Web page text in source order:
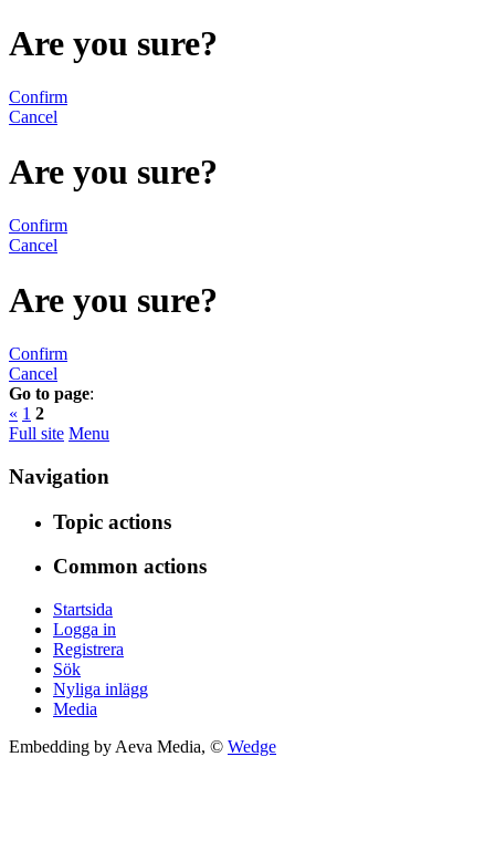
Are you sure?
Confirm
Cancel
Are you sure?
Confirm
Cancel
Are you sure?
Confirm
Cancel
Go to page:
« 1 2
Full site Menu
Navigation
Topic actions
Common actions
Startsida
Logga in
Registrera
Sök
Nyliga inlägg
Media
Embedding by Aeva Media, © Wedge